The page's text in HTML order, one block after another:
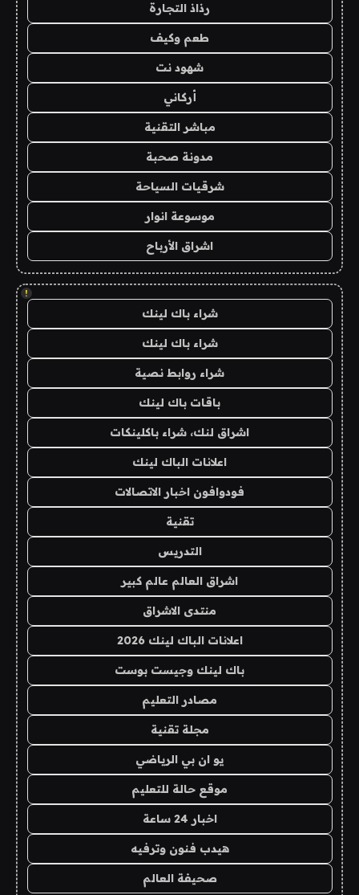
رذاذ التجارة
طعم وكيف
شهود نت
أركاني
مباشر التقنية
مدونة صحبة
شرقيات السياحة
موسوعة انوار
اشراق الأرباح
!
شراء باك لينك
شراء باك لينك
شراء روابط نصية
باقات باك لينك
اشراق لنك، شراء باكلينكات
اعلانات الباك لينك
فودوافون اخبار الاتصالات
تقنية
التدريس
اشراق العالم عالم كبير
منتدى الاشراق
اعلانات الباك لينك 2026
باك لينك وجيست بوست
مصادر التعليم
مجلة تقنية
يو ان بي الرياضي
موقع حالة للتعليم
اخبار 24 ساعة
هيدب فنون وترفيه
صحيفة العالم